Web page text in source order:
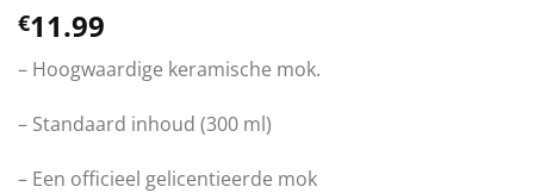
€11.99
– Hoogwaardige keramische mok.
– Standaard inhoud (300 ml)
– Een officieel gelicentieerde mok